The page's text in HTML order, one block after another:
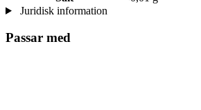
Juridisk information
Passar med